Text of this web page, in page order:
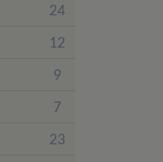
24
12
9
7
23